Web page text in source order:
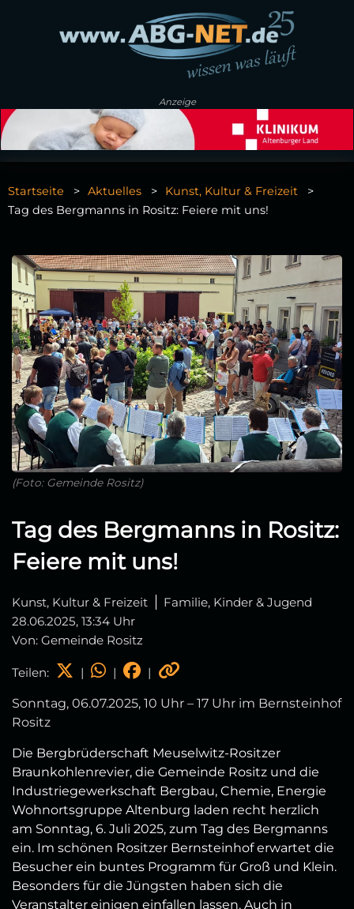
Anzeige
Startseite Aktuelles
Kunst, Kultur & Freizeit
Tag des Bergmanns in Rositz: Feiere mit uns!
(Foto: Gemeinde Rositz)
Tag des Bergmanns in Rositz:
Feiere mit uns!
Kunst, Kultur & Freizeit
Familie, Kinder & Jugend
28.06.2025, 13:34 Uhr
Von: Gemeinde Rositz
Teilen: | | |
Sonntag, 06.07.2025, 10 Uhr – 17 Uhr im Bernsteinhof
Rositz
Die Bergbrüderschaft Meuselwitz-Rositzer
Braunkohlenrevier, die Gemeinde Rositz und die
Industriegewerkschaft Bergbau, Chemie, Energie
Wohnortsgruppe Altenburg laden recht herzlich
am Sonntag, 6. Juli 2025, zum Tag des Bergmanns
ein. Im schönen Rositzer Bernsteinhof erwartet die
Besucher ein buntes Programm für Groß und Klein.
Besonders für die Jüngsten haben sich die
Veranstalter einigen einfallen lassen. Auch in